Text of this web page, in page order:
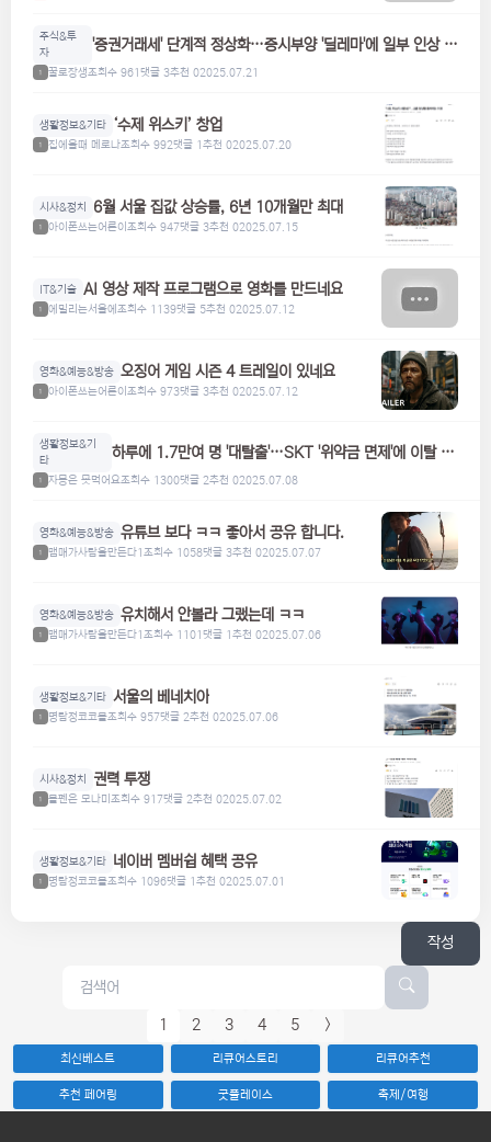
주식&투
자
'증권거래세' 단계적 정상화…증시부양 '딜레마'에 일부 인상 검
1 꿀로장생조회수 961댓글 3추천 02025.07.21
생활정보&기타 ‘수제 위스키’ 창업
1 집에올때 메로나조회수 992댓글 1추천 02025.07.20
시사&정치 6월 서울 집값 상승률, 6년 10개월만 최대
1 아이폰쓰는어른이 조회수 947댓글 3추천 02025.07.15
IT&기술 AI 영상 제작 프로그램으로 영화를 만드네요
1 에밀리는서울에 조회수 1139댓글 5추천 02025.07.12
영화&예능&방송 오징어 게임 시즌 4 트레일이 있네요
1 아이폰쓰는어른이 조회수 973댓글 3추천 02025.07.12
생활정보&기
타
하루에 1.7만여 명 '대탈출'…SKT '위약금 면제'에 이탈 급
1 자몽은 못먹어요조회수 1300댓글 2추천 02025.07.08
영화&예능&방송 유튜브 보다 ㅋㅋ 좋아서 공유 합니다.
1 맴매가사람을만든다1조회수 1058댓글 3추천 02025.07.07
영화&예능&방송 유치해서 안볼라 그랬는데 ㅋㅋ
1 맴매가사람을만든다1조회수 1101댓글 1추천 02025.07.06
생활정보&기타 서울의 베네치아
1 명탐정코코볼조회수 957댓글 2추천 02025.07.06
시사&정치 권력 투쟁
1 볼펜은 모나미 조회수 917댓글 2추천 02025.07.02
생활정보&기타 네이버 멤버쉽 혜택 공유
1 명탐정코코볼조회수 1096댓글 1추천 02025.07.01
작성
1 2 3 4 5 >
최신베스트 리큐어스토리 리큐어추천
추천 페어링 굿플레이스 축제/여행